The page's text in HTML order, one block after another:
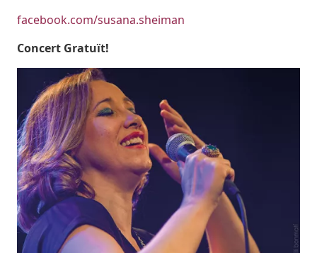
facebook.com/susana.sheiman
Concert Gratuït!
Imatges